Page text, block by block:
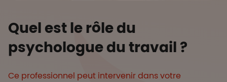
Quel est le rôle du
psychologue du travail ?
Ce professionnel peut intervenir dans votre